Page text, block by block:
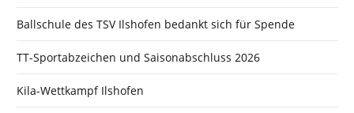
Ballschule des TSV Ilshofen bedankt sich für Spende
TT-Sportabzeichen und Saisonabschluss 2026
Kila-Wettkampf Ilshofen